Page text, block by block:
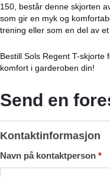
150, består denne skjorten
som gir en myk og
trening eller som en del av
Bestill Sols Regent T-skjorte
komfort i garderoben din!
Send en
forespørsel
Kontaktinformasjon
Navn på kontaktperson *